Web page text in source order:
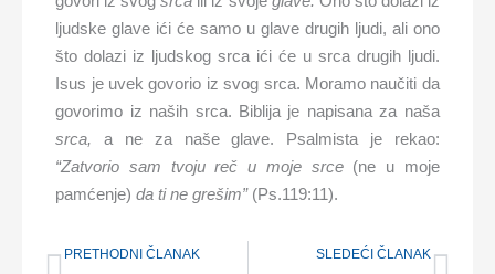
ljudske glave ići će samo u glave drugih ljudi, ali ono
što dolazi iz ljudskog srca ići će u srca drugih ljudi.
Isus je uvek govorio iz svog srca. Moramo naučiti da
govorimo iz naših srca. Biblija je napisana za naša
srca,a ne za naše glave. Psalmista je rekao:
“Zatvorio sam tvoju reč u moje srce (ne u moje
pamćenje) da ti ne grešim”(Ps.119:11).
Prev
PRETHODNI ČLANAK SLEDEĆI ČLANAK